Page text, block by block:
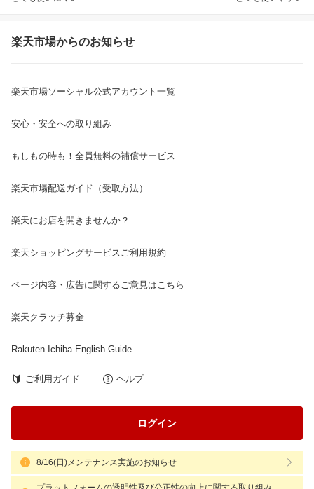
楽天市場からのお知らせ
楽天市場ソーシャル公式アカウント一覧
安心・安全への取り組み
もしもの時も！全員無料の補償サービス
楽天市場配送ガイド（受取方法）
楽天にお店を開きませんか？
楽天ショッピングサービスご利用規約
ページ内容・広告に関するご意見はこちら
楽天クラッチ募金
Rakuten Ichiba English Guide
ご利用ガイド ヘルプ
ログイン
8/16(日)メンテナンス実施のお知らせ